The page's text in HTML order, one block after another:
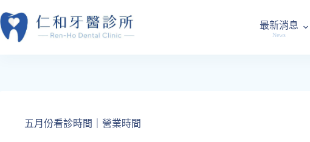
至
主
最新消息
News
五月份看診時間｜營業時間